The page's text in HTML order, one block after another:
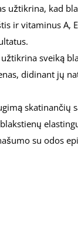
užtikrina, kad
ir vitaminus
sveiką
didinant jų
skatinančių
su odos